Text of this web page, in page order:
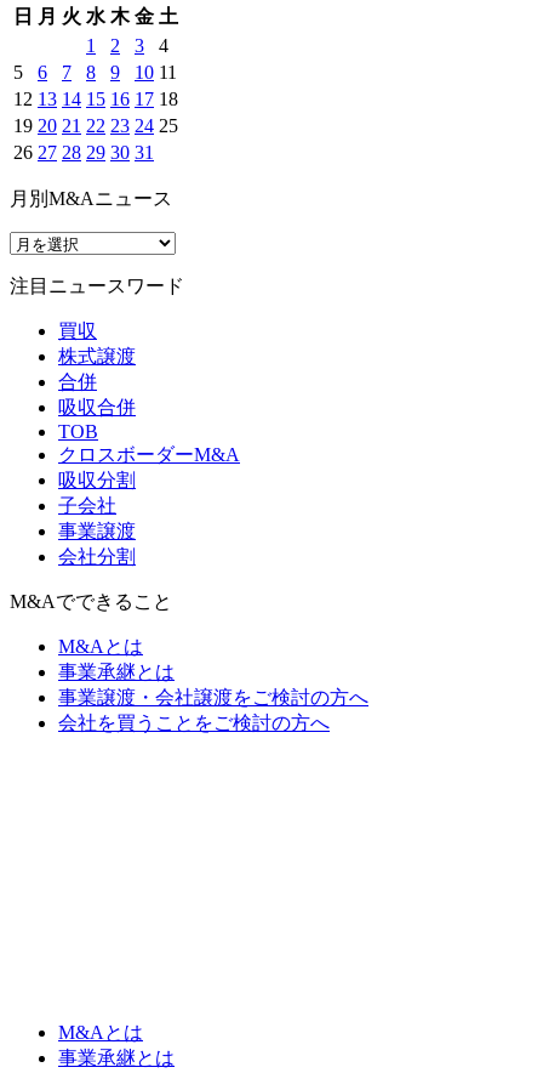
日
月 火 水 木 金 土
1
2 3
4
5
6 7 8 9 10 11
12 13 14 15 16 17 18
19 20 21 22 23 24 25
26 27 28 29 30 31
月別M&Aニュース
注目ニュースワード
買収
株式譲渡
合併
吸収合併
TOB
クロスボーダーM&A
吸収分割
子会社
事業譲渡
会社分割
M&Aでできること
M&Aとは
事業承継とは
事業譲渡・会社譲渡をご検討の方へ
会社を買うことをご検討の方へ
M&Aとは
事業承継とは